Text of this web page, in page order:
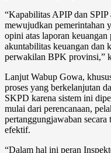
“Kapabilitas APIP dan
mewujudkan pemerintahan
opini atas laporan keuangan
akuntabilitas keuangan dan
perwakilan BPK provinsi,”
Lanjut Wabup Gowa,
proses yang berkelanjutan
SKPD karena sistem ini
mulai dari perencanaan,
pertanggungjawaban secara
efektif.
“Dalam hal ini peran